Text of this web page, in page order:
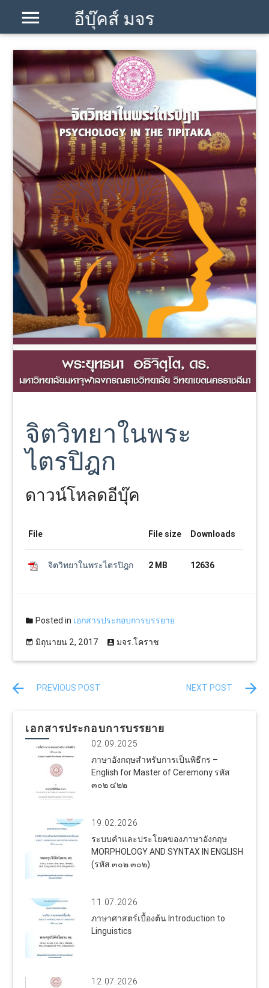
อีบุ๊คส์ มจร
โคราช
จิตวิทยาในพระ
ไตรปิฎก
ดาวน์โหลดอีบุ๊ค
File File size Downloads
จิตวิทยาในพระไตรปิฎก 2 MB 12636
Posted in เอกสารประกอบการบรรยาย
มิถุนายน 2, 2017
มจร.โคราช
PREVIOUS POST NEXT POST
เอกสารประกอบการบรรยาย
02.09.2025
ภาษาอังกฤษสำหรับการเป็นพิธีกร –
English for Master of Ceremony รหัส
๓๐๒ ๔๒๒
19.02.2026
ระบบคำและประโยคของภาษาอังกฤษ
MORPHOLOGY AND SYNTAX IN ENGLISH
(รหัส ๓๐๒ ๓๐๒)
11.07.2026
ภาษาศาสตร์เบื้องต้น Introduction to
Linguistics
12.07.2026